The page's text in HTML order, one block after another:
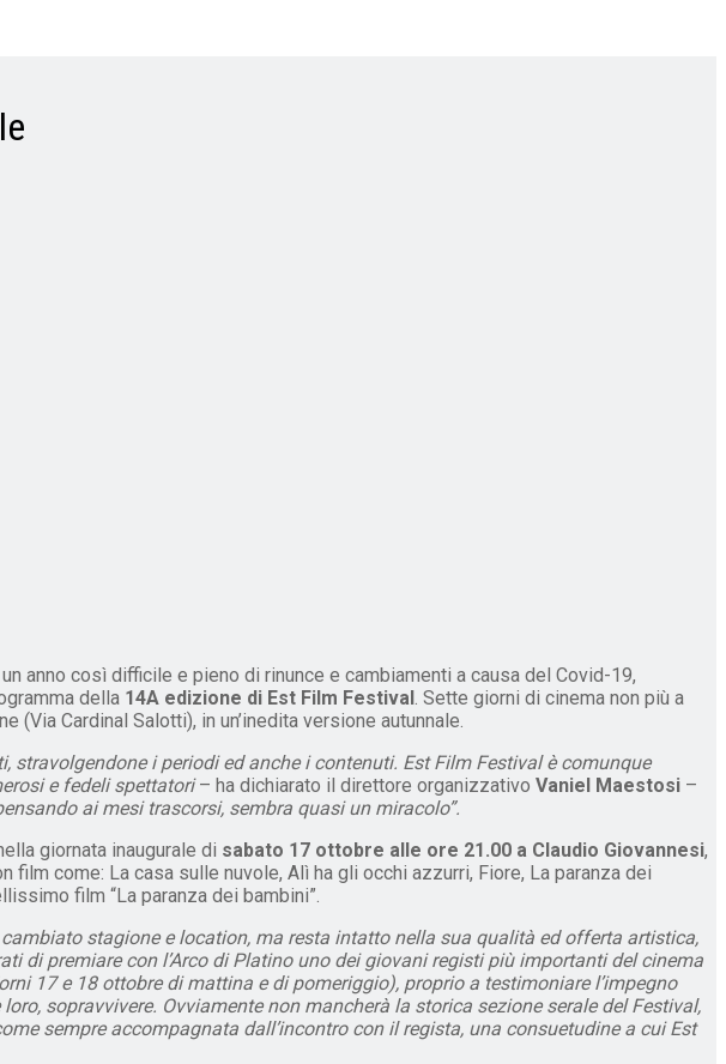
un anno così difficile e pieno di rinunce e cambiamenti a causa del Covid-19,
della 14A edizione di Est Film Festival. Sette giorni di cinema non più a
Cardinal Salotti), in un’inedita versione autunnale.
stravolgendone i periodi ed anche i contenuti. Est Film Festival è comunque
e fedeli spettatori– ha dichiarato il direttore organizzativo Vaniel Maestosi –
ai mesi trascorsi, sembra quasi un miracolo”.
giornata inaugurale di sabato 17 ottobre alle ore 21.00 a Claudio Giovannesi,
come: La casa sulle nuvole, Alì ha gli occhi azzurri, Fiore, La paranza dei
film “La paranza dei bambini”.
stagione e location, ma resta intatto nella sua qualità ed offerta artistica,
di premiare con l’Arco di Platino uno dei giovani registi più importanti del cinema
17 e 18 ottobre di mattina e di pomeriggio), proprio a testimoniare l’impegno
sopravvivere. Ovviamente non mancherà la storica sezione serale del Festival,
sempre accompagnata dall’incontro con il regista, una consuetudine a cui Est